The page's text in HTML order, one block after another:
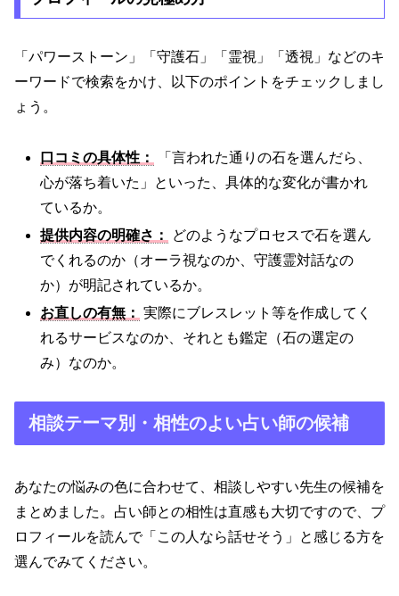
「パワーストーン」「守護石」「霊視」「透視」などのキ
ーワードで検索をかけ、以下のポイントをチェックしまし
ょう。
口コミの具体性：
「言われた通りの石を選んだら、
心が落ち着いた」といった、具体的な変化が書かれ
ているか。
提供内容の明確さ：
どのようなプロセスで石を選ん
でくれるのか（オーラ視なのか、守護霊対話なの
か）が明記されているか。
お直しの有無： 実際にブレスレット等を作成してく
れるサービスなのか、それとも鑑定（石の選定の
み）なのか。
相談テーマ別・相性のよい占い師の候補
あなたの悩みの色に合わせて、相談しやすい先生の候補を
まとめました。占い師との相性は直感も大切ですので、プ
ロフィールを読んで「この人なら話せそう」と感じる方を
選んでみてください。